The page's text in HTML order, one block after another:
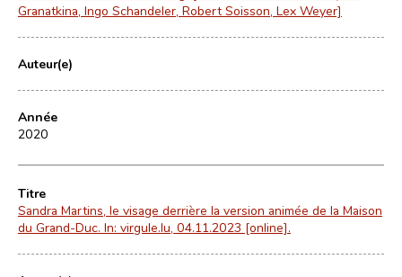
Granatkina, Ingo Schandeler, Robert Soisson, Lex Weyer]
Auteur(e)
Année
2020
Titre
Sandra Martins, le visage derrière la version animée de la Maison
du Grand-Duc. In: virgule.lu, 04.11.2023 [online].